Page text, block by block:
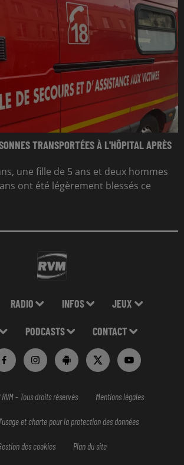
TRANSPORTÉES À L'HÔPITAL APRÈS
une fille de 5 ans et deux hommes
ont été légèrement blessés ce
RADIO INFOS JEUX
PODCASTS CONTACT
RVM - Tous droits réservés Mentions légales
et charte pour la protection des données
des cookies Plan du site